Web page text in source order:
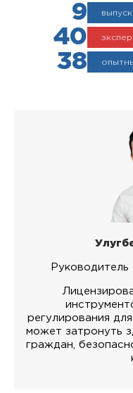
9
40
38
Руководитель
регулирования
может затронуть
граждан,